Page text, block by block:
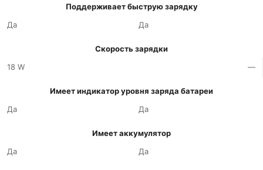
Поддерживает быструю зарядку
Да
Да
Скорость зарядки
18 W
—
Имеет индикатор уровня заряда батареи
Да
Да
Имеет аккумулятор
Да
Да